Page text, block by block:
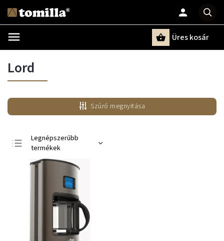
Üres kosár
Lord
Szűrő megnyitása
Legnépszerűbb
termékek
Legolcsóbb elöl
Legdrágább
ABC szerint